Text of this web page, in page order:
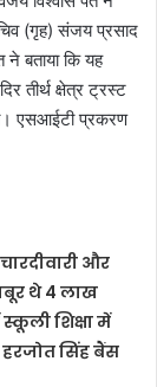
(गृह) संजय प्रसाद
ने बताया कि यह
तीर्थ क्षेत्र ट्रस्ट
एसआईटी प्रकरण
और
थे 4 लाख
शिक्षा में
सिंह बैंस